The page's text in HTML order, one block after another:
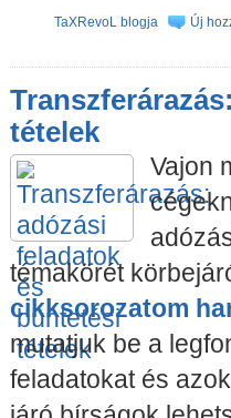
TaXRevoL blogja Új
tételek
Vajon
témakörét
cikksorozatom
mutatjuk be a
feladatokat és